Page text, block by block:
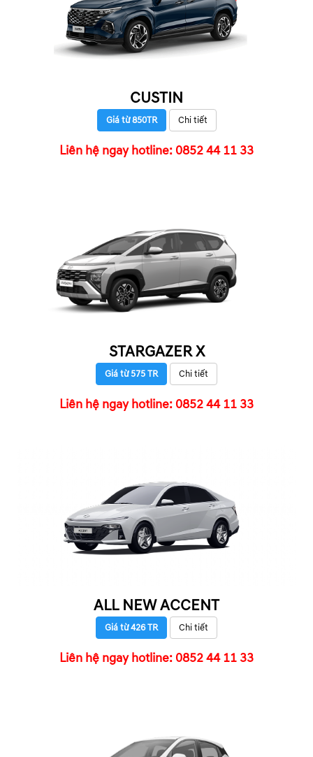
CUSTIN
Giá từ 850TR Chi tiết
Liên hệ ngay hotline: 0852 44 11 33
STARGAZER X
Giá từ 575 TR Chi tiết
Liên hệ ngay hotline: 0852 44 11 33
ALL NEW ACCENT
Giá từ 426 TR Chi tiết
Liên hệ ngay hotline: 0852 44 11 33